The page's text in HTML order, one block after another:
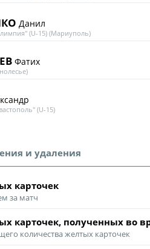
Данил
(U-15) (Мариуполь)
Фатих
(U-15)
и удаления
карточек
за матч
карточек, полученных во
количества желтых карточек